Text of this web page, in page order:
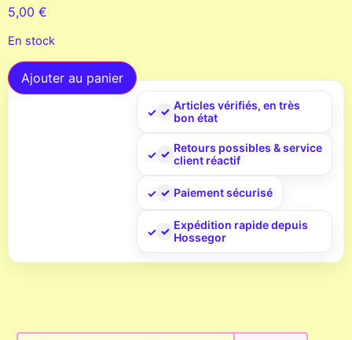
5,00 €
En stock
Ajouter au panier
Articles vérifiés, en très
bon état
Retours possibles & service
client réactif
Paiement sécurisé
Expédition rapide depuis
Hossegor